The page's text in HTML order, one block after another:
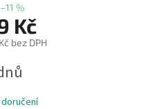
–11 %
Kč
bez DPH